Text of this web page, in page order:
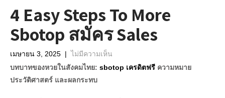
4 Easy Steps To More
Sbotop สมัคร Sales
เมษายน 3, 2025 |ไม่มีความเห็น
บทบาทของหวยในสังคมไทย: sbotop เครดิตฟรี ความหมาย
ประวัติศาสตร์ และผลกระทบ